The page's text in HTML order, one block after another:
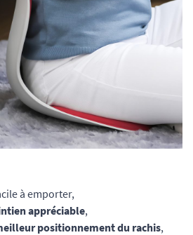
à emporter,
appréciable,
positionnement du rachis,